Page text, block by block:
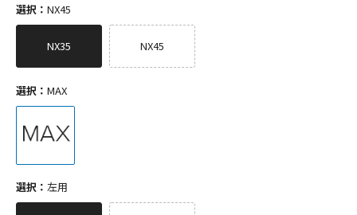
選択： NX45
NX35 NX45
選択： MAX
選択： 左用